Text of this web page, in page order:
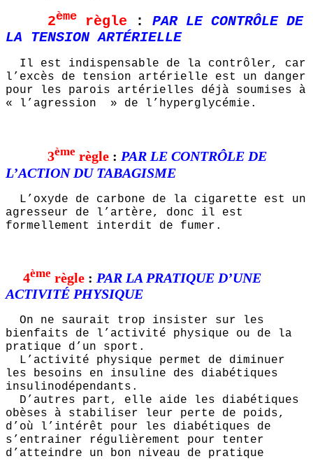
2ème règle : PAR LE CONTRÔLE DE
LA TENSION ARTÉRIELLE
Il est indispensable de la contrôler, car
l’excès de tension artérielle est un danger
pour les parois artérielles déjà soumises à
« l’agression » de l’hyperglycémie.
3ème règle : PAR LE CONTRÔLE DE
L’ACTION DU TABAGISME
L’oxyde de carbone de la cigarette est un
agresseur de l’artère, donc il est
formellement interdit de fumer.
4ème règle : PAR LA PRATIQUE D’UNE
ACTIVITÉ PHYSIQUE
On ne saurait trop insister sur les
bienfaits de l’activité physique ou de la
pratique d’un sport.
L’activité physique permet de diminuer
les besoins en insuline des diabétiques
insulinodépendants.
D’autres part, elle aide les diabétiques
obèses à stabiliser leur perte de poids,
d’où l’intérêt pour les diabétiques de
s’entrainer régulièrement pour tenter
d’atteindre un bon niveau de pratique